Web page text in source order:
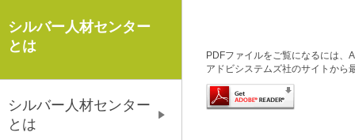
PDFファイルをご覧になるには
アドビシステムズ社のサイトから
シルバー人材センター
とは
シルバー人材センター
とは